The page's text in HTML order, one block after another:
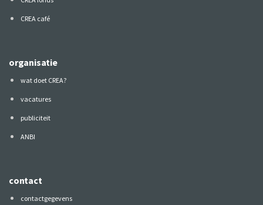
CREA café
organisatie
wat doet CREA?
vacatures
publiciteit
ANBI
contact
contactgegevens